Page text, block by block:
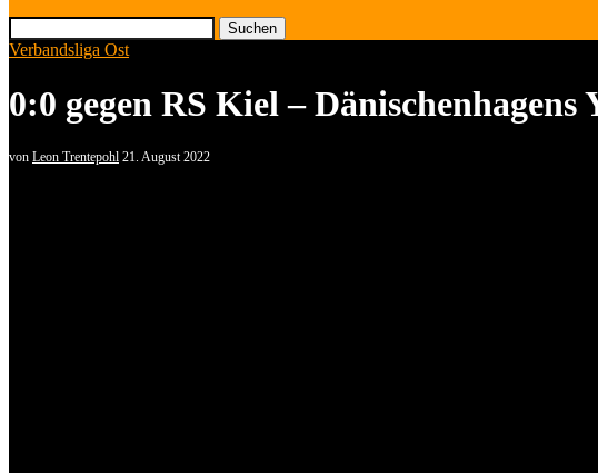
Suchen
Verbandsliga Ost
0:0 gegen RS Kiel –
von Leon Trentepohl 21. August 2022